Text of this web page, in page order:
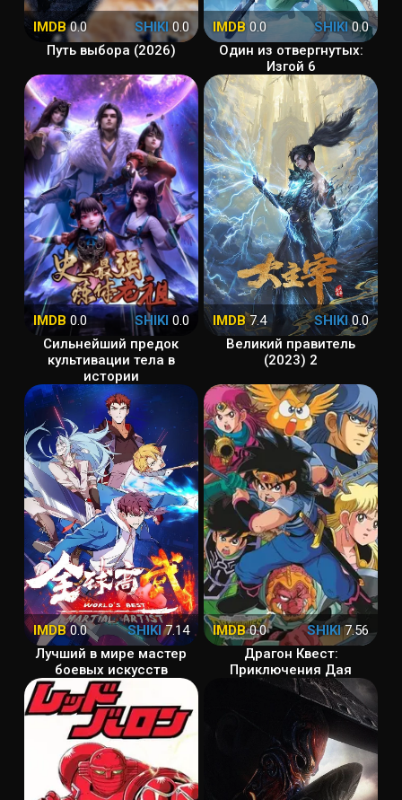
IMDB0.0 SHIKI0.0
Путь выбора (2026)
IMDB 0.0 SHIKI0.0
Один из отвергнутых:
Изгой 6
IMDB0.0 SHIKI0.0
Сильнейший предок
культивации тела в
истории
IMDB7.4 SHIKI0.0
Великий правитель
(2023) 2
IMDB0.0 SHIKI7.14
Лучший в мире мастер
боевых искусств
IMDB0.0 SHIKI7.56
Драгон Квест:
Приключения Дая